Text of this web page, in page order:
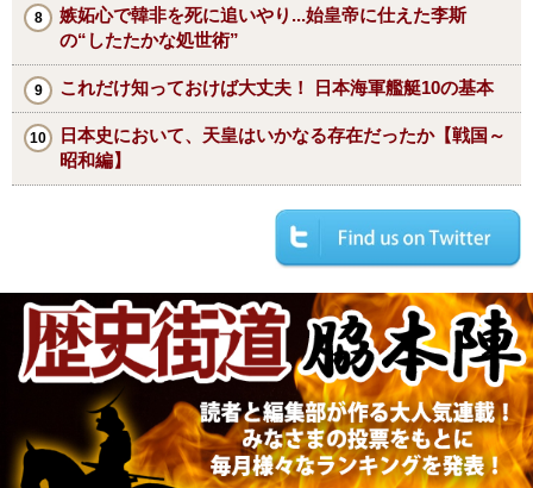
嫉妬心で韓非を死に追いやり...始皇帝に仕えた李斯
の“したたかな処世術”
これだけ知っておけば大丈夫！ 日本海軍艦艇10の基本
日本史において、天皇はいかなる存在だったか【戦国～
昭和編】